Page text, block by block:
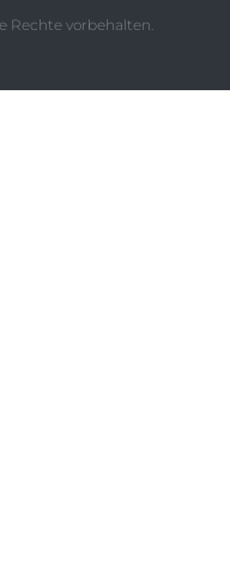
Rechte vorbehalten.